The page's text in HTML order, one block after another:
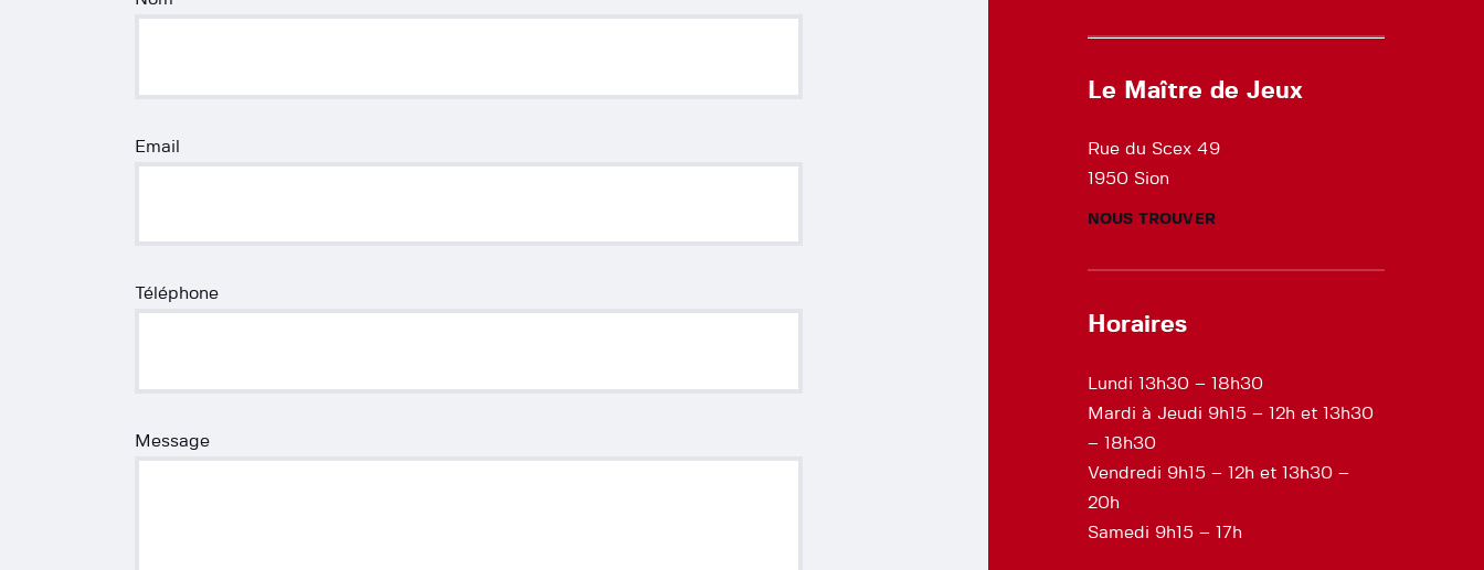
Email
Téléphone
Message
Le Maître de Jeux
Rue du Scex 49
1950 Sion
NOUS TROUVER
Horaires
Lundi 13h30 – 18h30
Mardi à Jeudi 9h15 – 12h et 13h30
– 18h30
Vendredi 9h15 – 12h et 13h30 –
20h
Samedi 9h15 – 17h